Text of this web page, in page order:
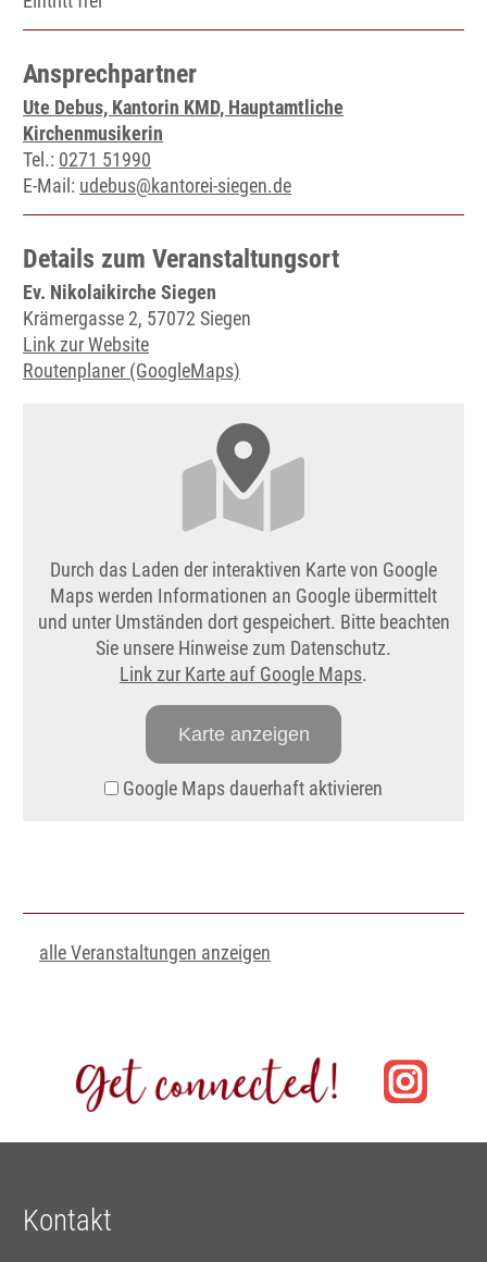
Ansprechpartner
Ute Debus, Kantorin KMD, Hauptamtliche
Kirchenmusikerin
Tel.: 0271 51990
E-Mail: udebus@kantorei-siegen.de
Details zum Veranstaltungsort
Ev. Nikolaikirche Siegen
Krämergasse 2, 57072 Siegen
Link zur Website
Routenplaner (GoogleMaps)
Durch das Laden der interaktiven Karte von Google
Maps werden Informationen an Google übermittelt
und unter Umständen dort gespeichert. Bitte beachten
Sie unsere Hinweise zum Datenschutz.
Link zur Karte auf Google Maps.
Karte anzeigen
Google Maps dauerhaft aktivieren
alle Veranstaltungen anzeigen
Kontakt